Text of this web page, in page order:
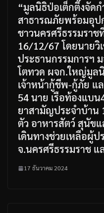
“มูลนิธิป่อเต็กตึ๊งจัดก
สาธารณภัยพร้อมอุป
ชาวนครศรีธรรมรา
16/12/67 โดยนายวิ
ประธานกรรมการฯ
โตทวด ผจก.ใหญ่มูล
เจ้าหน้ากู้ชีพ-กู้ภัย แ
54 นาย เรือท้องแบ
ยาสามัญประจำบ้าน
ตัว อาหารสัตว์ สุนัข
เดินทางช่วยเหลือผู้
จ.นครศรีธรรมราช
17 ธันวาคม 2024